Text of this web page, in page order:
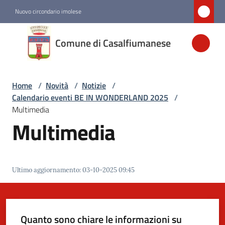
Nuovo circondario imolese
Comune di Casalfiumanese
Comune di
Casalfiumanese
Amministrazione
Menu selezionato
Vivere
Casalfiumanese
Home / Novità / Notizie /
Calendario eventi BE IN WONDERLAND 2025 /
Multimedia
Multimedia
Ultimo aggiornamento:03-10-2025 09:45
Quanto sono chiare le informazioni su